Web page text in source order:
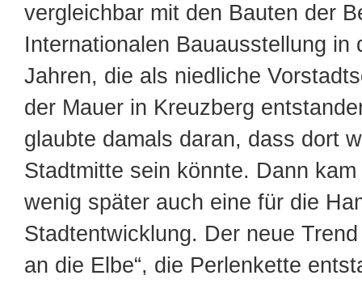
vergleichbar mit den Bauten der
Internationalen Bauausstellung in
Jahren, die als niedliche
der Mauer in Kreuzberg
glaubte damals daran, dass dort
Stadtmitte sein könnte. Dann
wenig später auch eine für die
Stadtentwicklung. Der neue
an die Elbe“, die Perlenkette